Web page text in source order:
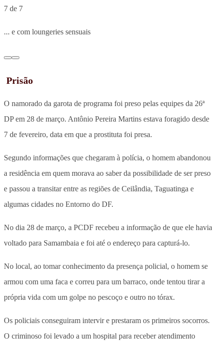
7 de 7
... e com loungeries sensuais
Prisão
O namorado da garota de programa foi preso pelas equipes da 26ª
DP em 28 de março. Antônio Pereira Martins estava foragido desde
7 de fevereiro, data em que a prostituta foi presa.
Segundo informações que chegaram à polícia, o homem abandonou
a residência em quem morava ao saber da possibilidade de ser preso
e passou a transitar entre as regiões de Ceilândia, Taguatinga e
algumas cidades no Entorno do DF.
No dia 28 de março, a PCDF recebeu a informação de que ele havia
voltado para Samambaia e foi até o endereço para capturá-lo.
No local, ao tomar conhecimento da presença policial, o homem se
armou com uma faca e correu para um barraco, onde tentou tirar a
própria vida com um golpe no pescoço e outro no tórax.
Os policiais conseguiram intervir e prestaram os primeiros socorros.
O criminoso foi levado a um hospital para receber atendimento